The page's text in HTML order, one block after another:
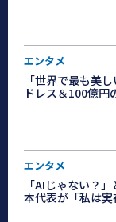
エンタメ
「世界で最も美
ドレス＆100億円
エンタメ
「AIじゃない？
本代表が「私は